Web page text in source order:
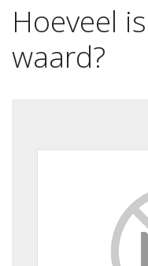
Hoeveel
waard?